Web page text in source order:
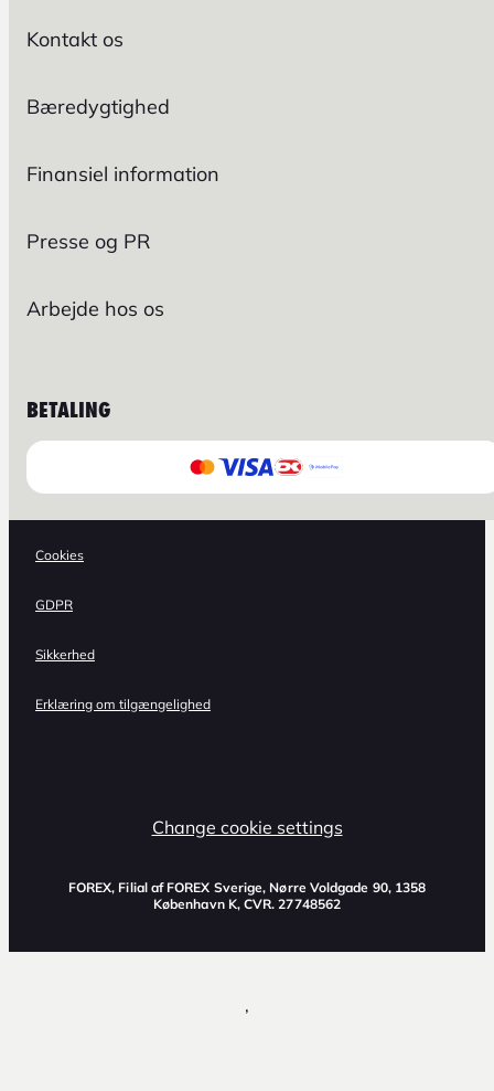
Kontakt os
Bæredygtighed
Finansiel information
Presse og PR
Arbejde hos os
BETALING
Cookies
GDPR
Sikkerhed
Erklæring om tilgængelighed
Change cookie settings
FOREX, Filial af FOREX Sverige, Nørre Voldgade 90, 1358
København K, CVR. 27748562
,